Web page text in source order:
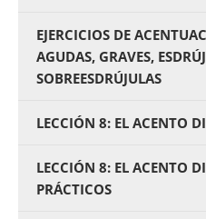
EJERCICIOS DE
AGUDAS, GRAVES,
SOBREESDRÚJULAS
LECCIÓN 8: EL ACENTO
LECCIÓN 8: EL ACENTO
PRÁCTICOS